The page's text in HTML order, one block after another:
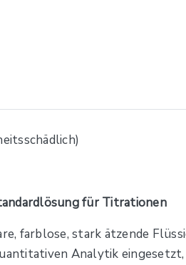
für Titrationen
farblose, stark ätzende
Analytik